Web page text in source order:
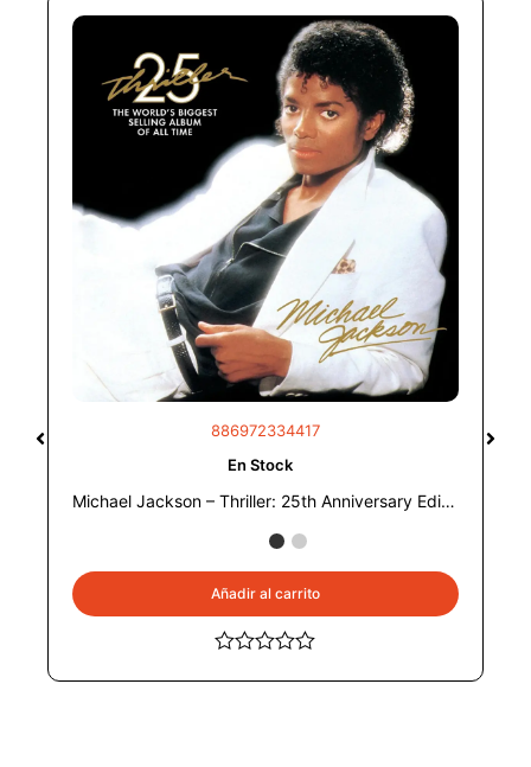
886972334417
En Stock
Michael Jackson – Thriller: 25th Anniversary Edition (2 LP)
Añadir al carrito
con